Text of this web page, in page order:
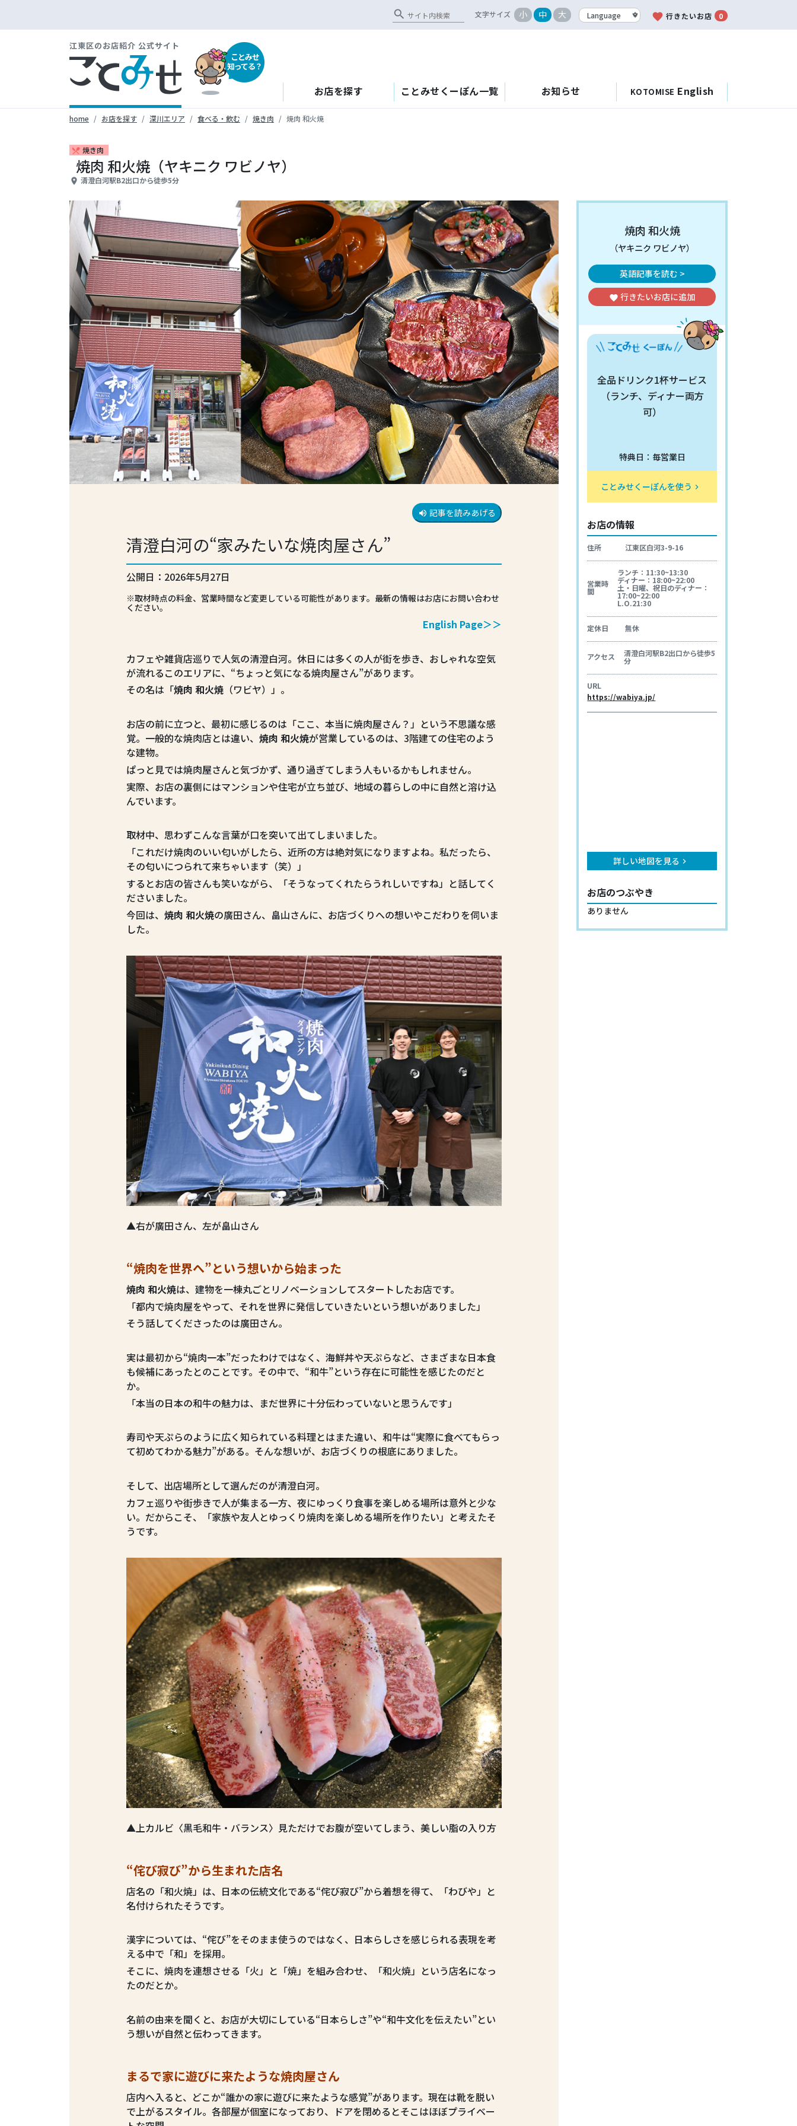
search 文字サイズ 小 中 大 favorite 行きたいお店 0
江東区のお店紹介 公式サイト
ことみせ
知ってる？
お店を探す ことみせくーぽん一覧 お知らせ KOTOMISE English
home お店を探す 深川エリア 食べる・飲む 焼き肉 焼肉 和火焼
restaurant_menu 焼き肉
焼肉 和火焼（ヤキニク ワビノヤ）
place 清澄白河駅B2出口から徒歩5分
volume_up 記事を読みあげる
清澄白河の“家みたいな焼肉屋さん”
公開日：2026年5月27日
※取材時点の料金、営業時間など変更している可能性があります。最新の情報はお店にお問い合わせ
ください。
English Page＞＞
カフェや雑貨店巡りで人気の清澄白河。休日には多くの人が街を歩き、おしゃれな空気
が流れるこのエリアに、“ちょっと気になる焼肉屋さん”があります。
その名は「焼肉 和火焼 （ワビヤ）」。
お店の前に立つと、最初に感じるのは「ここ、本当に焼肉屋さん？」という不思議な感
覚。一般的な焼肉店とは違い、 焼肉 和火焼が営業しているのは、3階建ての住宅のよう
な建物。
ぱっと見では焼肉屋さんと気づかず、通り過ぎてしまう人もいるかもしれません。
実際、お店の裏側にはマンションや住宅が立ち並び、地域の暮らしの中に自然と溶け込
んでいます。
取材中、思わずこんな言葉が口を突いて出てしまいました。
「これだけ焼肉のいい匂いがしたら、近所の方は絶対気になりますよね。私だったら、
その匂いにつられて来ちゃいます（笑）」
するとお店の皆さんも笑いながら、「そうなってくれたらうれしいですね」と話してく
ださいました。
今回は、 焼肉 和火焼の廣田さん、畠山さんに、お店づくりへの想いやこだわりを伺いま
した。
▲右が廣田さん、左が畠山さん
“焼肉を世界へ”という想いから始まった
焼肉 和火焼は、建物を一棟丸ごとリノベーションしてスタートしたお店です。
「都内で焼肉屋をやって、それを世界に発信していきたいという想いがありました」
そう話してくださったのは廣田さん。
実は最初から“焼肉一本”だったわけではなく、海鮮丼や天ぷらなど、さまざまな日本食
も候補にあったとのことです。その中で、“和牛”という存在に可能性を感じたのだと
か。
「本当の日本の和牛の魅力は、まだ世界に十分伝わっていないと思うんです」
寿司や天ぷらのように広く知られている料理とはまた違い、和牛は“実際に食べてもらっ
て初めてわかる魅力”がある。そんな想いが、お店づくりの根底にありました。
そして、出店場所として選んだのが清澄白河。
カフェ巡りや街歩きで人が集まる一方、夜にゆっくり食事を楽しめる場所は意外と少な
い。だからこそ、「家族や友人とゆっくり焼肉を楽しめる場所を作りたい」と考えたそ
うです。
▲上カルビ〈黒毛和牛・バランス〉見ただけでお腹が空いてしまう、美しい脂の入り方
“侘び寂び”から生まれた店名
店名の「和火焼」は、日本の伝統文化である“侘び寂び”から着想を得て、「わびや」と
名付けられたそうです。
漢字については、“侘び”をそのまま使うのではなく、日本らしさを感じられる表現を考
える中で「和」を採用。
そこに、焼肉を連想させる「火」と「焼」を組み合わせ、「和火焼」という店名になっ
たのだとか。
名前の由来を聞くと、お店が大切にしている“日本らしさ”や“和牛文化を伝えたい”とい
う想いが自然と伝わってきます。
まるで家に遊びに来たような焼肉屋さん
店内へ入ると、どこか“誰かの家に遊びに来たような感覚”があります。現在は靴を脱い
で上がるスタイル。各部屋が個室になっており、ドアを閉めるとそこはほぼプライベー
焼肉 和火焼
（ヤキニク ワビノヤ）
英語記事を読む >
favorite 行きたいお店に追加
全品ドリンク1杯サービス
（ランチ、ディナー両方
可）
特典日：毎営業日
ことみせくーぽんを使う keyboard_arrow_right
お店の情報
住所 江東区白河3-9-16
営業時
間
ランチ：11:30~13:30
ディナー：18:00~22:00
土・日曜、祝日のディナー：
17:00~22:00
L.O.21:30
定休日 無休
アクセス 清澄白河駅B2出口から徒歩5
分
URL
https://wabiya.jp/
詳しい地図を見る keyboard_arrow_right
お店のつぶやき
ありません